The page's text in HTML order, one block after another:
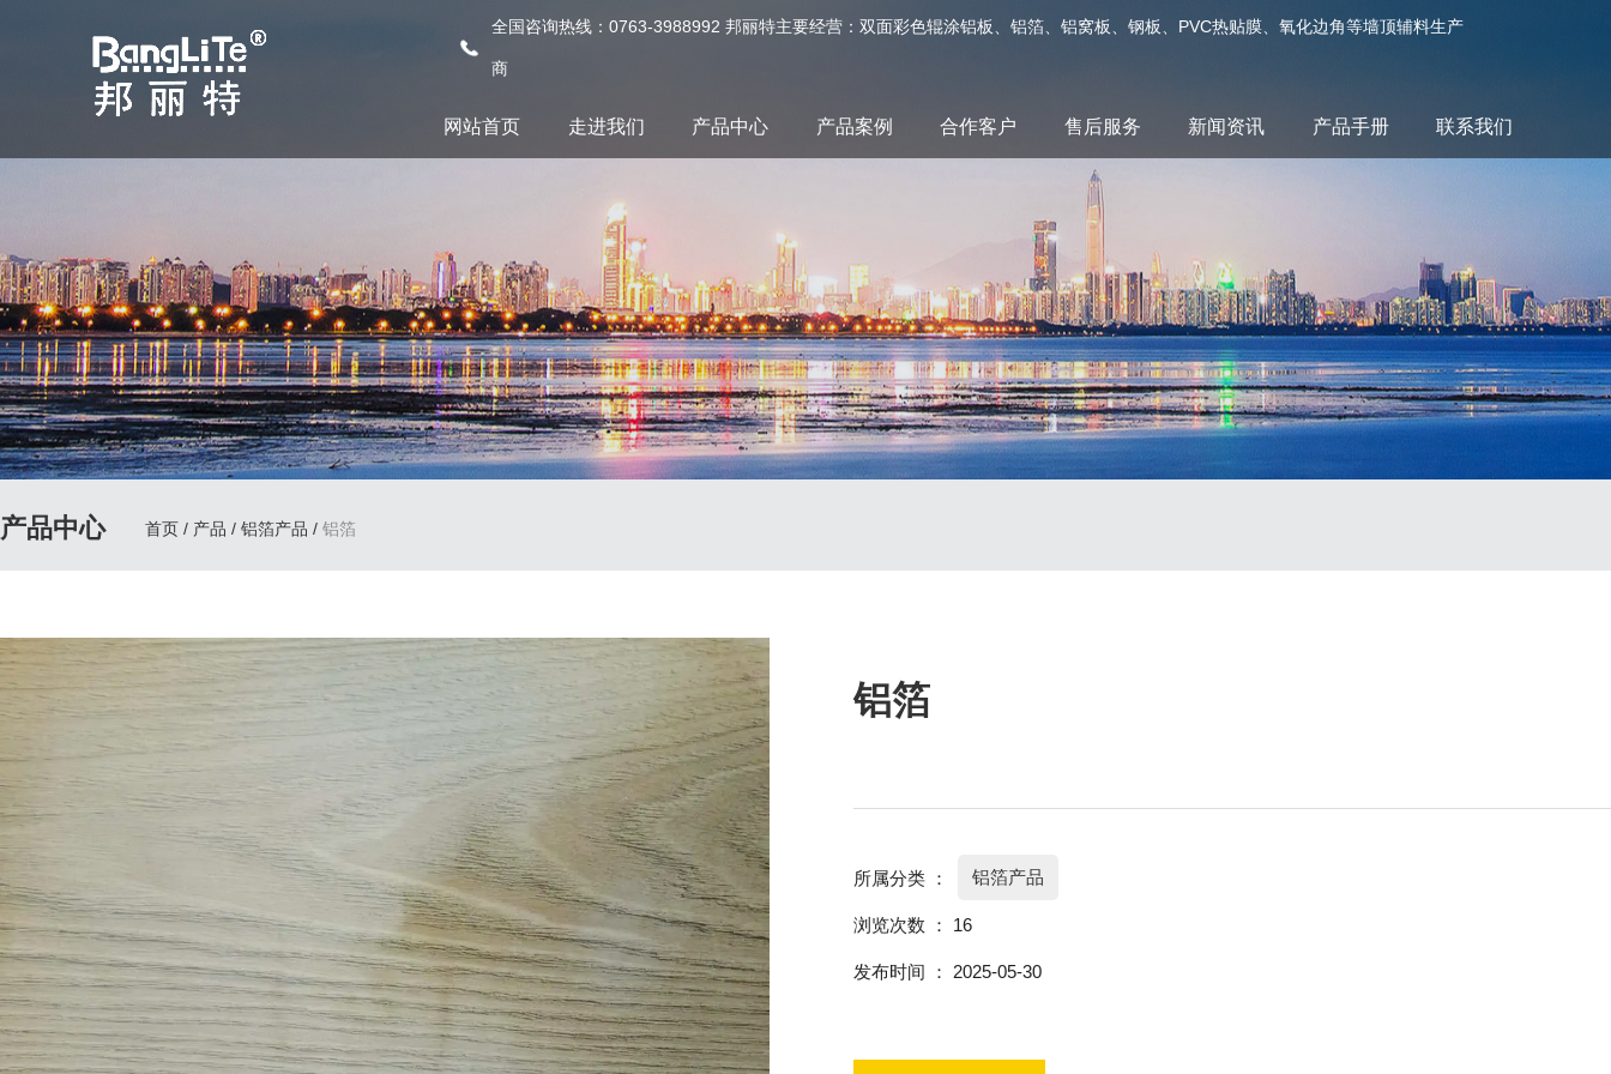
全国咨询热线：0763-3988992 邦丽特主要经营：双面彩色辊涂铝板、铝箔、铝窝板、钢板、PVC热贴膜、氧化边角等墙顶辅料生产
商
网站首页 走进我们 产品中心 产品案例 合作客户 售后服务 新闻资讯 产品手册 联系我们
产品中心 首页 / 产品 / 铝箔产品 / 铝箔
铝箔
所属分类 ： 铝箔产品
浏览次数 ： 16
发布时间 ： 2025-05-30